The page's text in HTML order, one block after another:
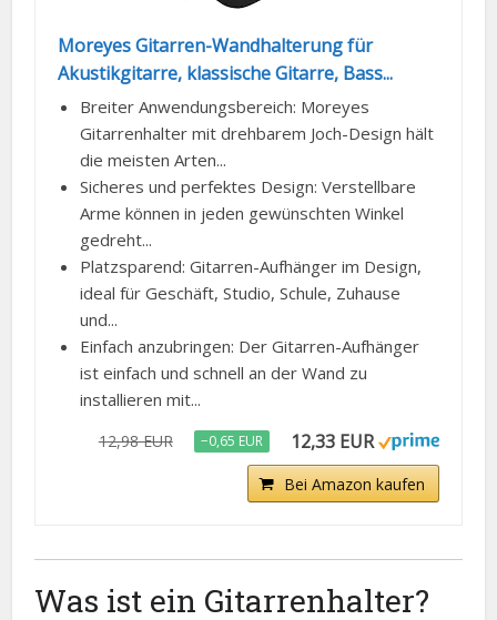
Moreyes Gitarren-Wandhalterung für
Akustikgitarre, klassische Gitarre, Bass...
Breiter Anwendungsbereich: Moreyes
Gitarrenhalter mit drehbarem Joch-Design hält
die meisten Arten...
Sicheres und perfektes Design: Verstellbare
Arme können in jeden gewünschten Winkel
gedreht...
Platzsparend: Gitarren-Aufhänger im Design,
ideal für Geschäft, Studio, Schule, Zuhause
und...
Einfach anzubringen: Der Gitarren-Aufhänger
ist einfach und schnell an der Wand zu
installieren mit...
12,98 EUR −0,65 EUR 12,33 EUR
Bei Amazon kaufen
Was ist ein Gitarrenhalter?